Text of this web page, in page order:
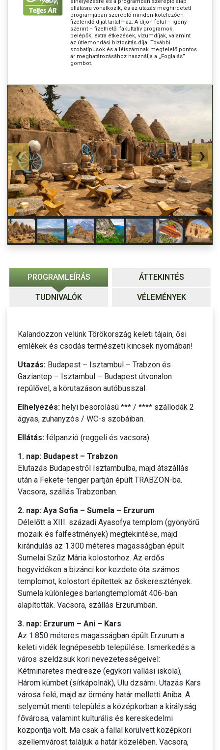
ellátásra vonatkozik, és az utazás meghirdetett
programjában szereplő minden kötelezően
fizetendő díjat tartalmaz. A díjon felül – igény
szerint – fizethető: fakultatív programok,
belépők, extra étkezések, vízumdíjak, valamint
az útlemondási biztosítás díja. További
szobatípusok és a létszámnak megfelelő pontos
ár meghatározásához használja a „Foglalás”
gombot.
PROGRAMLEÍRÁS ÁTTEKINTÉS
TUDNIVALÓK VÉLEMÉNYEK
Kalandozzon velünk Törökország keleti tájain, ősi
emlékek és csodás természeti kincsek nyomában!
Utazás: Budapest – Isztambul – Trabzon és
Gaziantep – Isztambul – Budapest útvonalon
repülővel, a körutazáson autóbusszal.
Elhelyezés: helyi besorolású *** / **** szállodák 2
ágyas, zuhanyzós / WC-s szobáiban.
Ellátás: félpanzió (reggeli és vacsora).
1. nap: Budapest – Trabzon
Elutazás Budapestről Isztambulba, majd átszállás
után a Fekete-tenger partján épült TRABZON-ba.
Vacsora, szállás Trabzonban.
2. nap: Aya Sofia – Sumela – Erzurum
Délelőtt a XIII. századi Ayasofya templom (gyönyörű
mozaik és falfestmények) megtekintése, majd
kirándulás az 1.300 méteres magasságban épült
Sumelai Szűz Mária kolostorhoz. Az erdős
hegyvidéken a bizánci kor kezdete óta számos
templomot, kolostort építettek az őskeresztények.
Sumela különleges barlangtemplomát 406-ban
alapították. Vacsora, szállás Erzurumban.
3. nap: Erzurum – Ani – Kars
Az 1.850 méteres magasságban épült Erzurum a
keleti vidék legnépesebb települése. Ismerkedés a
város szeldzsuk kori nevezetességeivel:
Kétminaretes medresze (egykori vallási iskola),
Három kümbet (sírkápolnák), Ulu dzsámi. Utazás Kars
városa felé, majd az örmény határ melletti Aniba. A
selyemút menti település a középkorban a királyság
fővárosa, valamint kulturális és kereskedelmi
központja volt. Ma csak a fallal körülvett középkori
szellemvárost találjuk a határ közelében. Vacsora,